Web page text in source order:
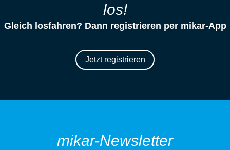
los!
Gleich losfahren? Dann registrieren per mikar-App
Jetzt registrieren
mikar-Newsletter